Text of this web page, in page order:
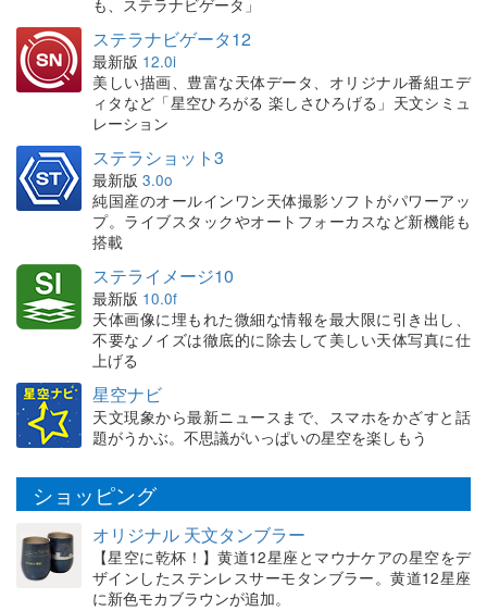
も、ステラナビゲータ」
ステラナビゲータ12
最新版 12.0i
美しい描画、豊富な天体データ、オリジナル番組エデ
ィタなど「星空ひろがる 楽しさひろげる」天文シミュ
レーション
ステラショット3
最新版 3.0o
純国産のオールインワン天体撮影ソフトがパワーアッ
プ。ライブスタックやオートフォーカスなど新機能も
搭載
ステライメージ10
最新版 10.0f
天体画像に埋もれた微細な情報を最大限に引き出し、
不要なノイズは徹底的に除去して美しい天体写真に仕
上げる
星空ナビ
天文現象から最新ニュースまで、スマホをかざすと話
題がうかぶ。不思議がいっぱいの星空を楽しもう
ショッピング
オリジナル 天文タンブラー
【星空に乾杯！】黄道12星座とマウナケアの星空をデ
ザインしたステンレスサーモタンブラー。黄道12星座
に新色モカブラウンが追加。